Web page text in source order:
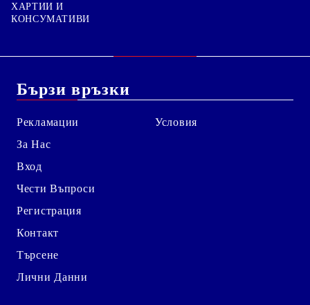
ХАРТИИ И
КОНСУМАТИВИ
Бързи връзки
Рекламации
За Нас
Вход
Чести Въпроси
Регистрация
Контакт
Търсене
Лични Данни
Условия